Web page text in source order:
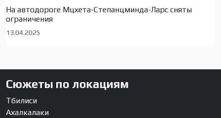
На автодороге Мцхета-Степанцминда-Ларс сняты
ограничения
13.04.2025
Сюжеты по локациям
Тбилиси
Ахалкалаки